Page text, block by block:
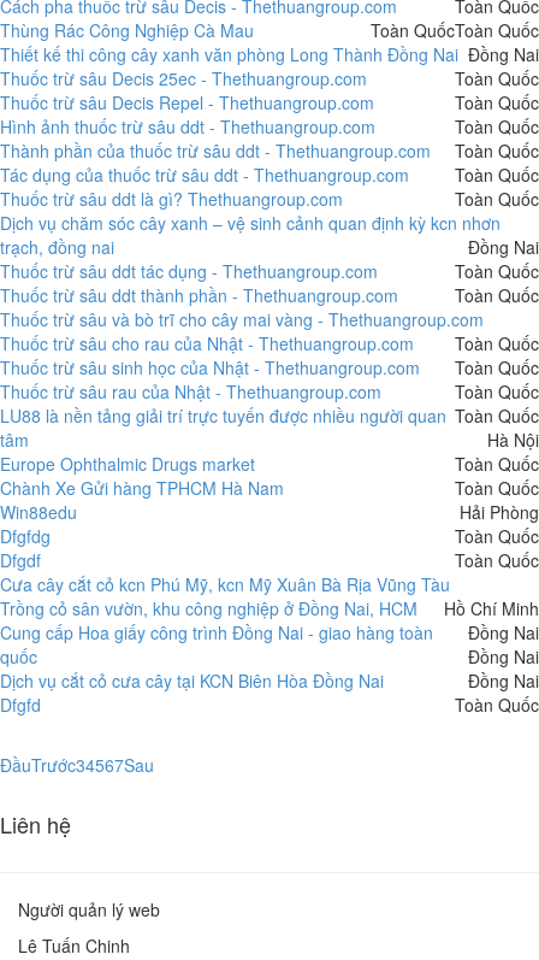
Toàn Quốc
Cách pha thuốc trừ sâu Decis - Thethuangroup.com
Toàn Quốc
Thùng Rác Công Nghiệp Cà Mau
Toàn Quốc
Thiết kế thi công cây xanh văn phòng Long Thành Đồng Nai Đồng Nai
Thuốc trừ sâu Decis 25ec - Thethuangroup.com
Toàn Quốc
Thuốc trừ sâu Decis Repel - Thethuangroup.com
Toàn Quốc
Hình ảnh thuốc trừ sâu ddt - Thethuangroup.com
Toàn Quốc
Thành phần của thuốc trừ sâu ddt - Thethuangroup.com
Toàn Quốc
Tác dụng của thuốc trừ sâu ddt - Thethuangroup.com
Toàn Quốc
Thuốc trừ sâu ddt là gì? Thethuangroup.com
Toàn Quốc
Dịch vụ chăm sóc cây xanh – vệ sinh cảnh quan định kỳ kcn nhơn
trạch, đồng nai
Đồng Nai
Thuốc trừ sâu ddt tác dụng - Thethuangroup.com
Toàn Quốc
Thuốc trừ sâu ddt thành phần - Thethuangroup.com
Toàn Quốc
Thuốc trừ sâu và bò trĩ cho cây mai vàng - Thethuangroup.com
Toàn Quốc
Thuốc trừ sâu cho rau của Nhật - Thethuangroup.com
Toàn Quốc
Thuốc trừ sâu sinh học của Nhật - Thethuangroup.com
Toàn Quốc
Thuốc trừ sâu rau của Nhật - Thethuangroup.com
Toàn Quốc
LU88 là nền tảng giải trí trực tuyến được nhiều người quan
tâm
Hà Nội
Europe Ophthalmic Drugs market
Toàn Quốc
Chành Xe Gửi hàng TPHCM Hà Nam
Toàn Quốc
Win88edu
Hải Phòng
Dfgfdg
Toàn Quốc
Dfgdf
Toàn Quốc
Cưa cây cắt cỏ kcn Phú Mỹ, kcn Mỹ Xuân Bà Rịa Vũng Tàu
Hồ Chí Minh
Trồng cỏ sân vườn, khu công nghiệp ở Đồng Nai, HCM
Đồng Nai
Cung cấp Hoa giấy công trình Đồng Nai - giao hàng toàn
quốc
Đồng Nai
Dịch vụ cắt cỏ cưa cây tại KCN Biên Hòa Đồng Nai
Đồng Nai
Dfgfd
Toàn Quốc
ĐầuTrước34567Sau
Liên hệ
Người quản lý web
Lê Tuấn Chinh